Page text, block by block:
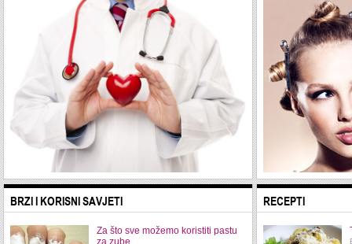
BRZI I KORISNI SAVJETI
Za što sve možemo koristiti pastu
za zube
RECEPTI